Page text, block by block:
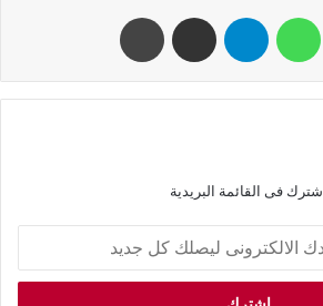
اشترك فى القائمة البريدية